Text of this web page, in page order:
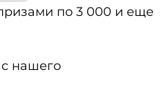
по 3 000 и еще
нашего